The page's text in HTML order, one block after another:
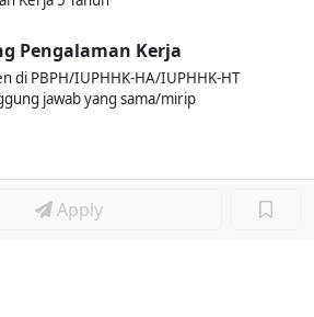
Pengalaman Kerja
di PBPH/IUPHHK-HA/IUPHHK-HT
jawab yang sama/mirip
Apply